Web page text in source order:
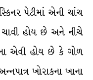
પેટીમાં એની ચાંચ
હોય છે અને નીચે
એવી હોય છે કે ગોળ
ખોરાકના ખાના